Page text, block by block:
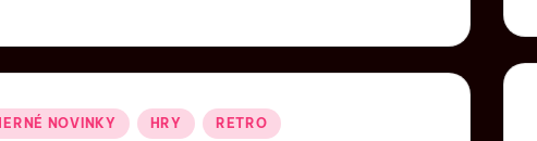
NOVINKY HRY RETRO